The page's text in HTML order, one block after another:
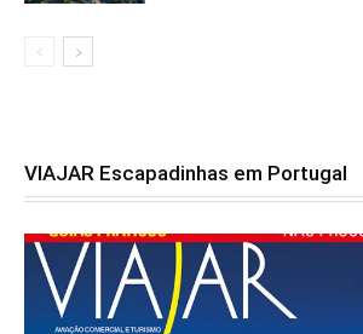
VIAJAR Escapadinhas em Portugal